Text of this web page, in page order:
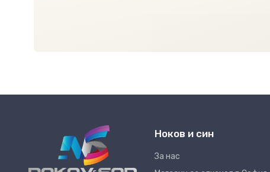
Ноков и син
За нас